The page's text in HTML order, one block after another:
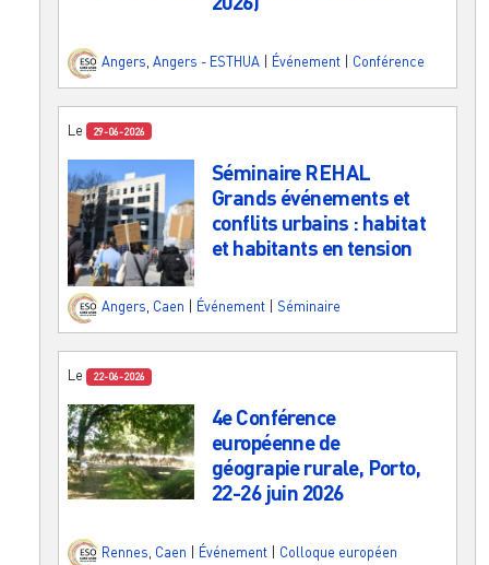
Angers Angers - ESTHUA Événement Conférence
Le 29-06-2026
Séminaire REHAL
Grands événements et
conflits urbains : habitat
et habitants en tension
Angers, Caen Événement Séminaire
Le 22-06-2026
4e Conférence
européenne de
géograpie rurale, Porto,
22-26 juin 2026
Rennes Caen Événement Colloque européen